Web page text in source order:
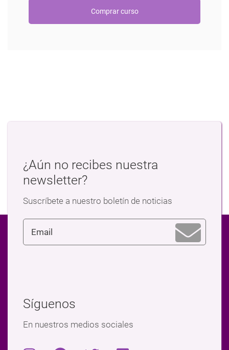
¿Aún no recibes nuestra
newsletter?
Suscríbete a nuestro boletín de noticias
Síguenos
En nuestros medios sociales